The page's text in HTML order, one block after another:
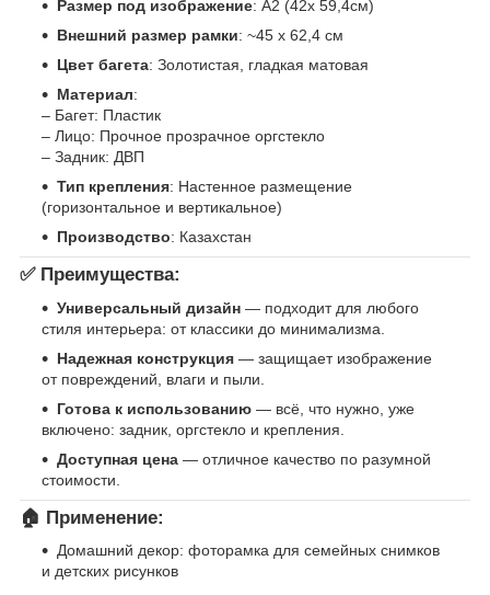
Размер под изображение: A2 (42x 59,4см)
Внешний размер рамки: ~45 x 62,4 см
Цвет багета: Золотистая, гладкая матовая
Материал:
– Багет: Пластик
– Лицо: Прочное прозрачное оргстекло
– Задник: ДВП
Тип крепления: Настенное размещение
(горизонтальное и вертикальное)
Производство: Казахстан
✅ Преимущества:
Универсальный дизайн — подходит для любого
стиля интерьера: от классики до минимализма.
Надежная конструкция — защищает изображение
от повреждений, влаги и пыли.
Готова к использованию — всё, что нужно, уже
включено: задник, оргстекло и крепления.
Доступная цена — отличное качество по разумной
стоимости.
🏠 Применение:
Домашний декор: фоторамка для семейных снимков
и детских рисунков